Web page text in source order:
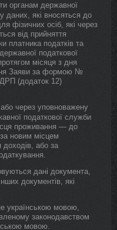
органам державної
даних, які вносяться до
фізичних осіб, які через
від прийняття
платника податків та
податкової
місяця з дня
Заяви за формою №
(додаток 12)
через уповноважену
податкової служби
проживання — до
новим місцем
або за
дані документа,
документів, які
українською мовою,
законодавством
мовою.